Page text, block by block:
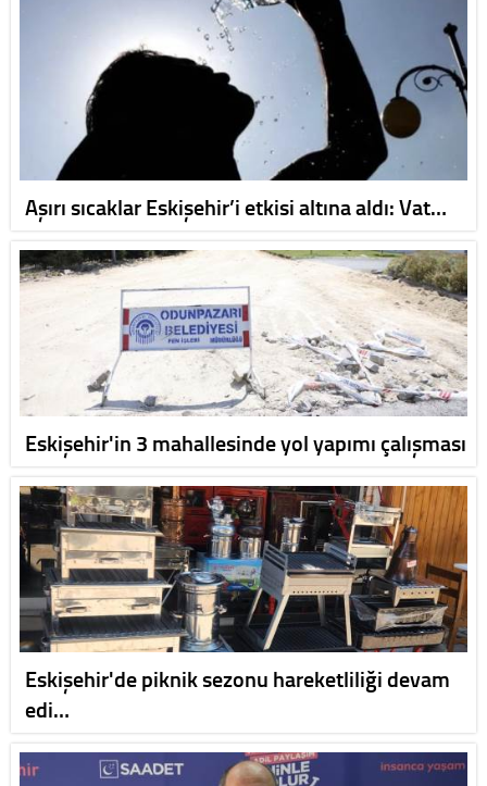
Aşırı sıcaklar Eskişehir’i etkisi altına aldı: Vat…
Eskişehir'in 3 mahallesinde yol yapımı çalışması
Eskişehir'de piknik sezonu hareketliliği devam
edi…